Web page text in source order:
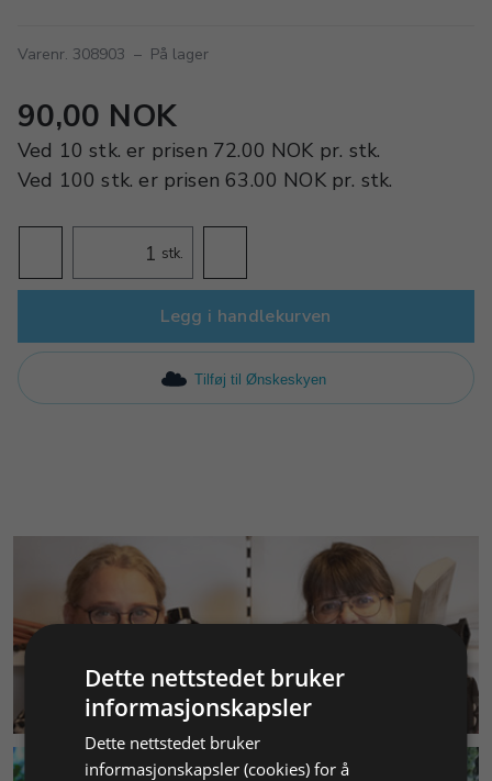
Varenr. 308903 – På lager
90,00 NOK
Ved 10 stk. er prisen 72.00 NOK pr. stk.
Ved 100 stk. er prisen63.00 NOKpr. stk.
stk.
Legg i handlekurven
Tilføj til Ønskeskyen
KUNDESERVICE
Dette nettstedet bruker
informasjonskapsler
Dette nettstedet bruker
informasjonskapsler (cookies) for å